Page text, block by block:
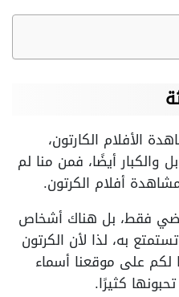
الأفلام الكارتون،
والكبار أيضًا، فمن منا لم
أفلام الكرتون.
فقط، بل هناك أشخاص
به، لذا لأن الكرتون
لكم على موقعنا أسماء
كثيرًا.